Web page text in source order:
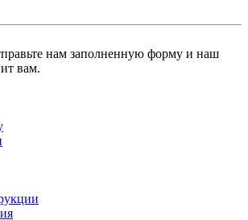
нам заполненную форму и наш
вам.